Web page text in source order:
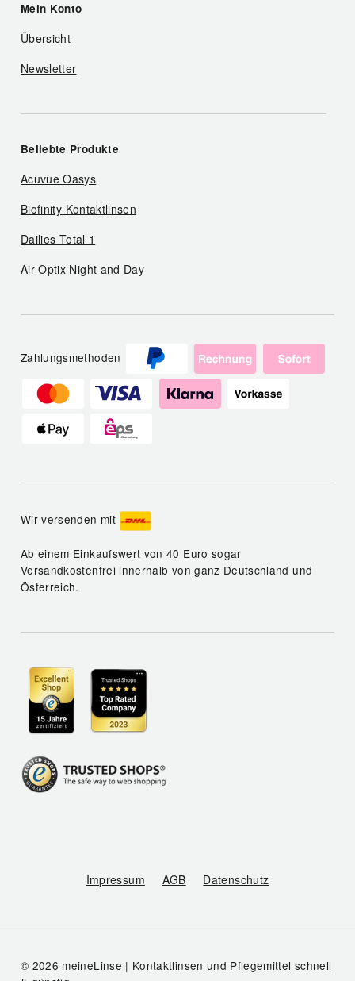
Mein Konto
Übersicht
Newsletter
Beliebte Produkte
Acuvue Oasys
Biofinity Kontaktlinsen
Dailies Total 1
Air Optix Night and Day
Zahlungsmethoden
Wir versenden mit
Ab einem Einkaufswert von 40 Euro sogar
Versandkostenfrei innerhalb von ganz Deutschland und
Österreich.
Impressum AGB Datenschutz
© 2026 meineLinse | Kontaktlinsen und Pflegemittel schnell